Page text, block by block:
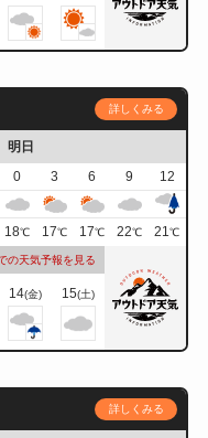
詳しくみる
明日
0 3 6 9
12
18℃ 17℃ 17℃ 22℃ 21℃
の天気予報を見る
14(金) 15(土)
詳しくみる